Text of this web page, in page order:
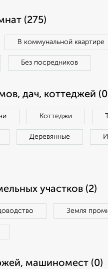
(275)
В коммунальной квартире
Без посредников
дач, коттеджей
Коттеджи
Деревянные
участков (2)
Земля
машиномест (0)